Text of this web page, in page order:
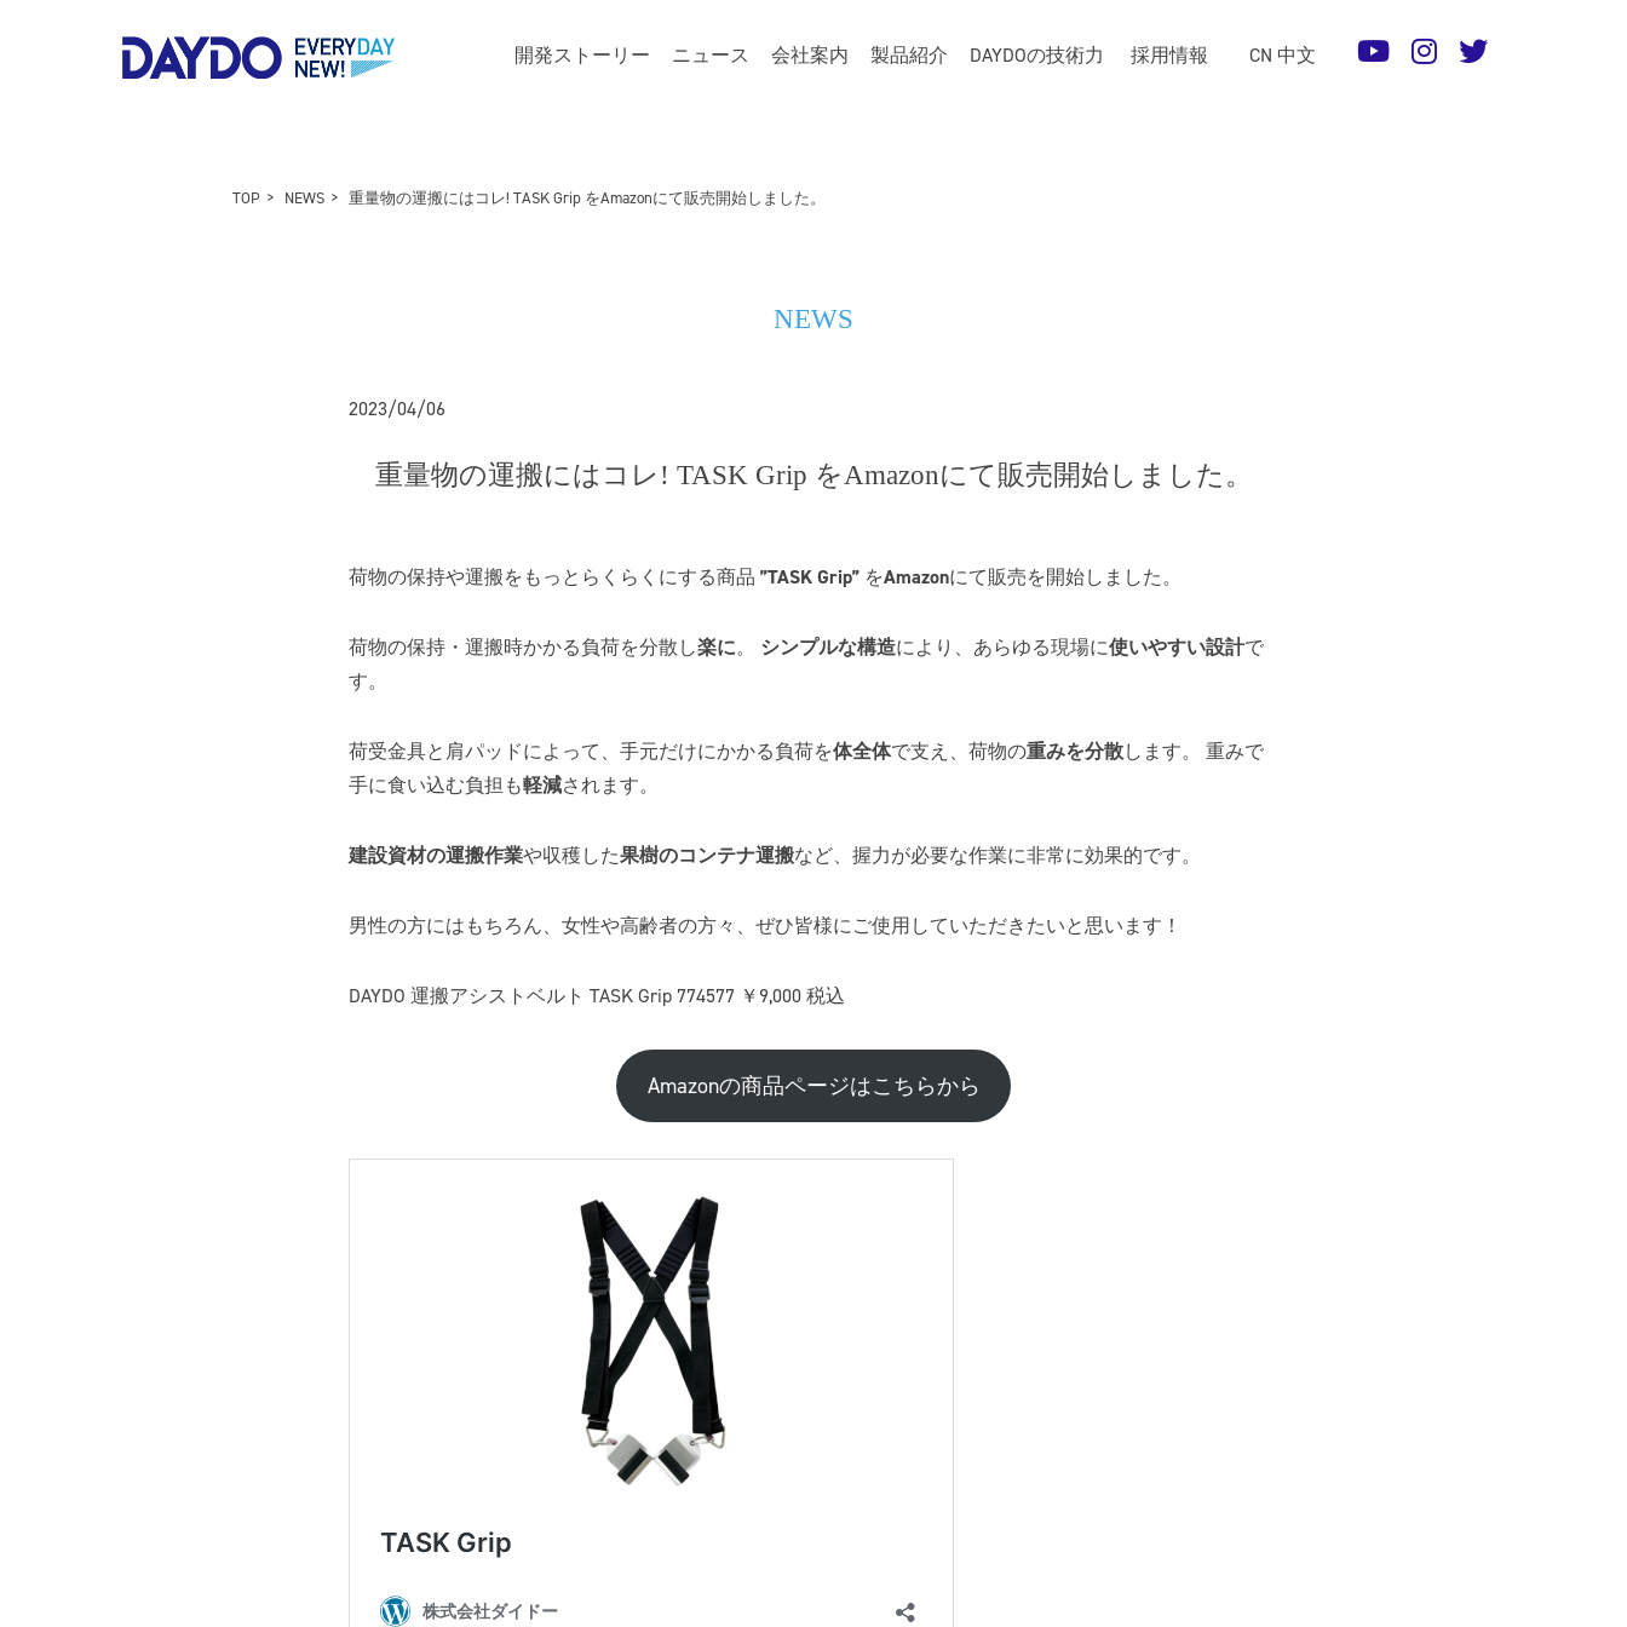
開発ストーリー ニュース 会社案内 製品紹介 DAYDOの技術力 採用情報 CN 中文
TOP NEWS 重量物の運搬にはコレ! TASK Grip をAmazonにて販売開始しました。
NEWS
2023/04/06
重量物の運搬にはコレ! TASK Grip をAmazonにて販売開始しました。
荷物の保持や運搬をもっとらくらくにする商品 ”TASK Grip” をAmazonにて販売を開始しました。
荷物の保持・運搬時かかる負荷を分散し楽に。 シンプルな構造により、あらゆる現場に使いやすい設計で
す。
荷受金具と肩パッドによって、手元だけにかかる負荷を体全体で支え、荷物の重みを分散します。 重みで
手に食い込む負担も軽減されます。
建設資材の運搬作業や収穫した果樹のコンテナ運搬など、握力が必要な作業に非常に効果的です。
男性の方にはもちろん、女性や高齢者の方々、ぜひ皆様にご使用していただきたいと思います！
DAYDO 運搬アシストベルト TASK Grip 774577 ￥9,000 税込
Amazonの商品ページはこちらから